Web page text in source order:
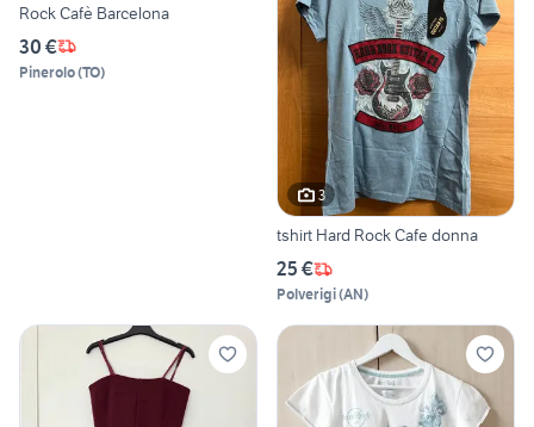
Rock Cafè Barcelona
30 €
Pinerolo(TO)
3
tshirt Hard Rock Cafe donna
25 €
Polverigi(AN)